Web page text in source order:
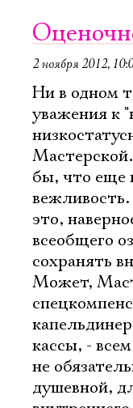
2 ноября 2012,
Ни в одном
уважения к
бы, что еще
это,
всеобщего
сохранять
Может,
кассы, -
не
душевной,